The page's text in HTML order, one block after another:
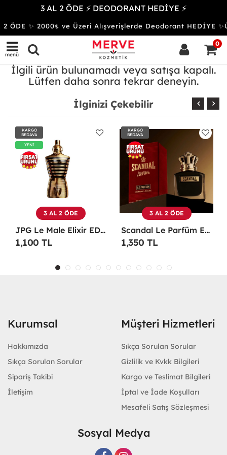
3 AL 2 ÖDE ⚡ DEODORANT HEDİYE ⚡
ÖDE ✨ 2000₺ ve Üzeri Alışverişlerde Deodorant HEDİYE
menü
0
İlgili ürün bulunamadı veya satışa kapalı.
Lütfen daha sonra tekrar deneyin.
İlginizi Çekebilir
KARGO
BEDAVA
YENİ
3 AL 2 ÖDE
JPG Le Male Elixir EDP 125 ML TESTER Erkek Parfüm -
1,100 TL
KARGO
BEDAVA
3 AL 2 ÖDE
Scandal Le Parfüm EDP 100 ML Erkek Parfüm -
1,350 TL
Kurumsal
Hakkımızda
Sıkça Sorulan Sorular
Sipariş Takibi
İletişim
Müşteri Hizmetleri
Sıkça Sorulan Sorular
Gizlilik ve Kvkk Bilgileri
Kargo ve Teslimat Bilgileri
İptal ve İade Koşulları
Mesafeli Satış Sözleşmesi
Sosyal Medya